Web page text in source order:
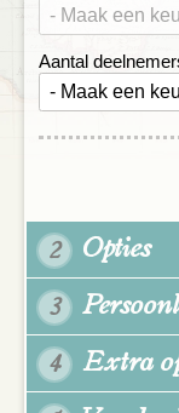
Aantal
2 Opties
3
4 Extra